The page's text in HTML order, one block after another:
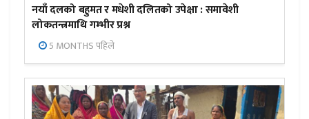
नयाँ दलको बहुमत र मधेशी दलितको उपेक्षा : समावेशी
लोकतन्त्रमाथि गम्भीर प्रश्न
5 MONTHS पहिले